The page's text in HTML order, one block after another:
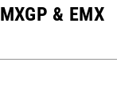
MXGP & EMX